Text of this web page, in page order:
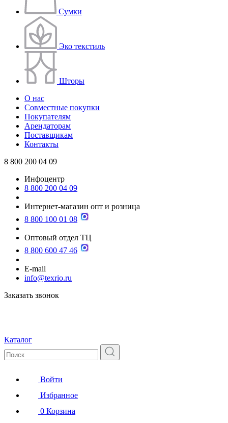
Сумки
Эко текстиль
Шторы
О нас
Совместные покупки
Покупателям
Арендаторам
Поставщикам
Контакты
8 800 200 04 09
Инфоцентр
8 800 200 04 09
Интернет-магазин опт и розница
8 800 100 01 08
Оптовый отдел ТЦ
8 800 600 47 46
E-mail
info@texrio.ru
Заказать звонок
Каталог
Войти
Избранное
0 Корзина